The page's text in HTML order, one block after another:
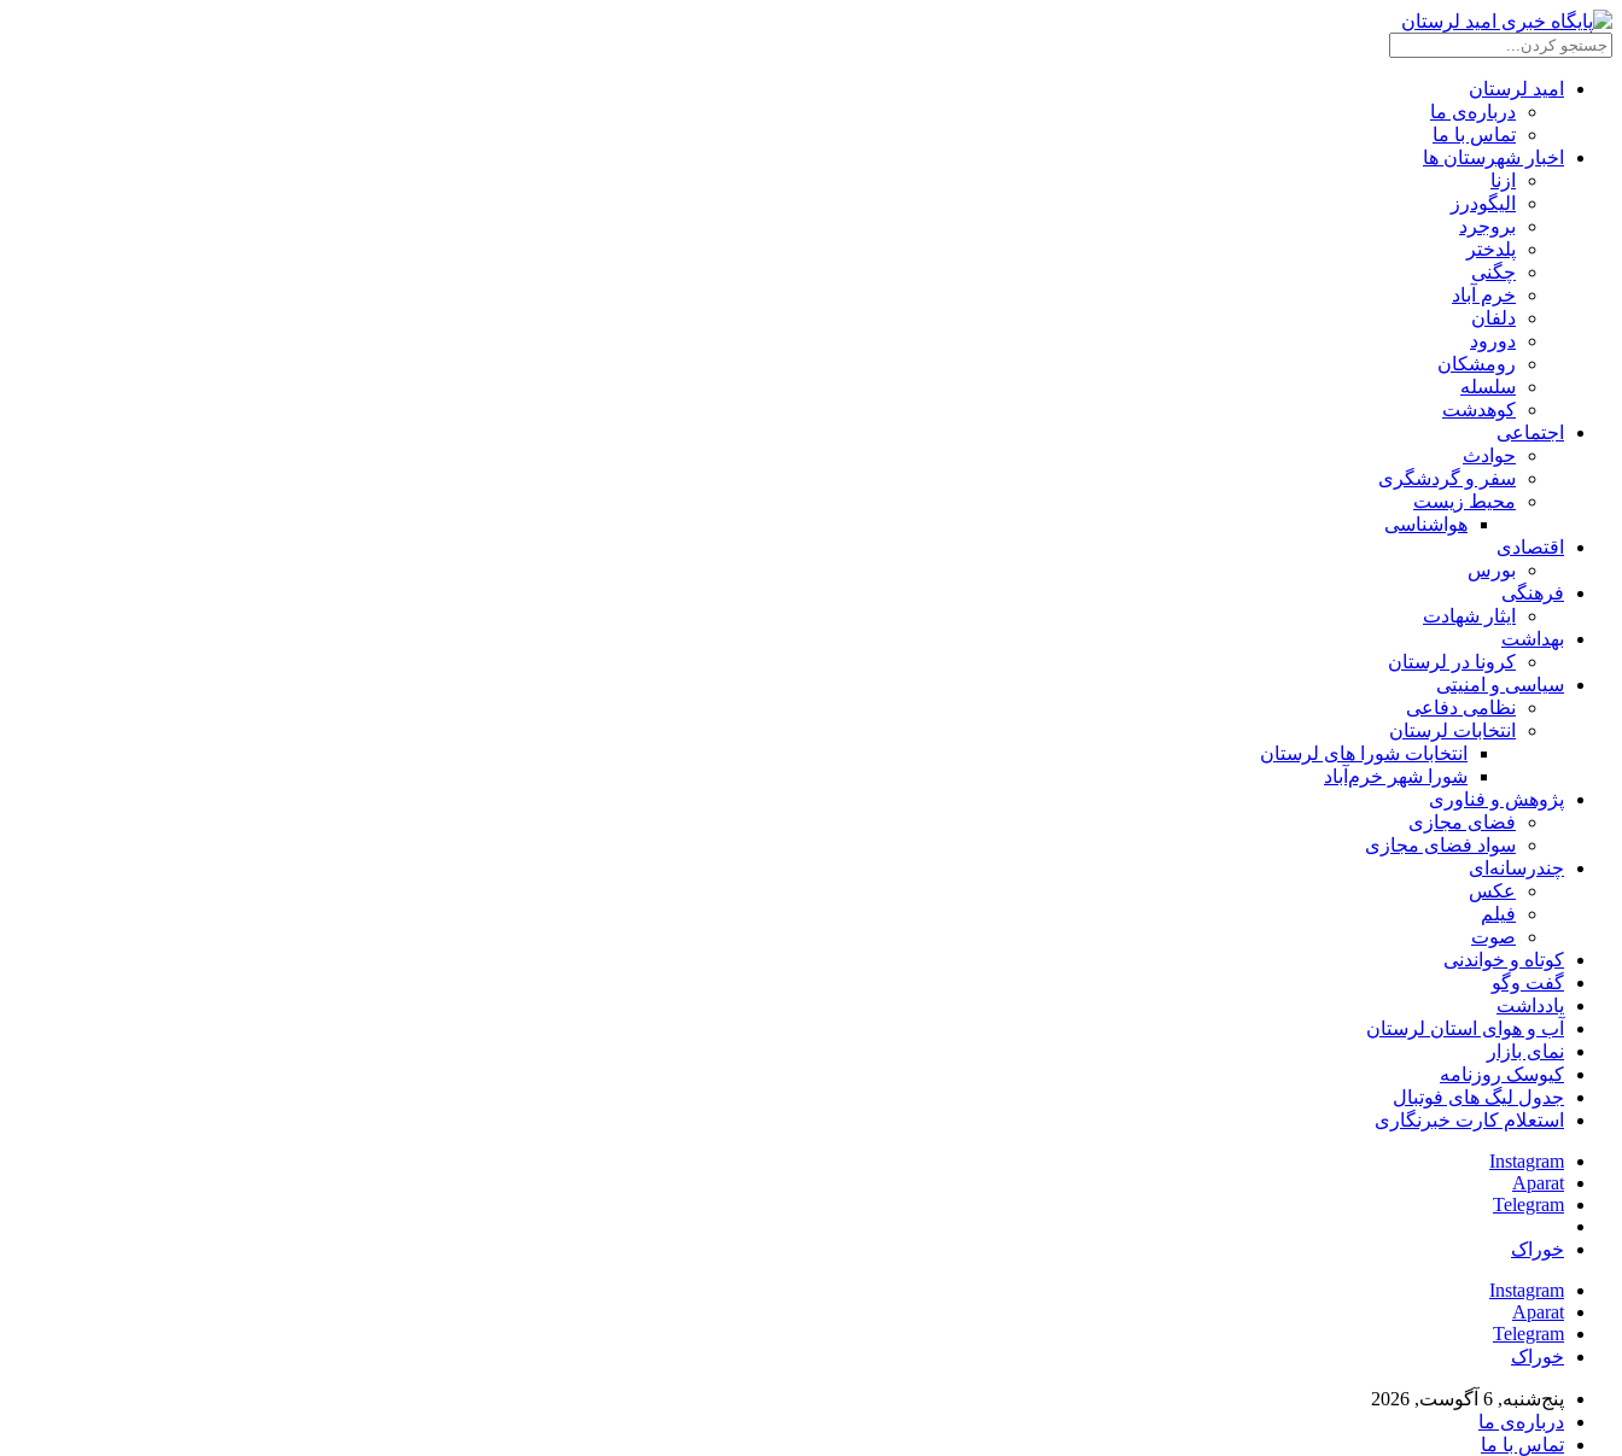
امید لرستان
درباره‌ی ما
تماس با ما
اخبار شهرستان ها
ازنا
الیگودرز
بروجرد
پلدختر
چگنی
خرم آباد
دلفان
دورود
رومشکان
سلسله
کوهدشت
اجتماعی
حوادث
سفر و گردشگری
محیط زیست
هواشناسی
اقتصادی
بورس
فرهنگی
ایثار شهادت
بهداشت
کرونا در لرستان
سیاسی و امنیتی
نظامی دفاعی
انتخابات لرستان
انتخابات شورا های لرستان
شورا شهر خرم‌آباد
پژوهش و فناوری
فضای مجازی
سواد فضای مجازی
چندرسانه‌ای
عكس
فیلم
صوت
کوتاه و خواندنی
گفت وگو
یادداشت
آب و هوای استان لرستان
نمای بازار
کیوسک روزنامه
جدول لیگ های فوتبال
استعلام کارت خبرنگاری
Instagram
Aparat
Telegram
خوراک
Instagram
Aparat
Telegram
خوراک
پنج‌شنبه, 6 آگوست, 2026
درباره‌ی ما
تماس با ما